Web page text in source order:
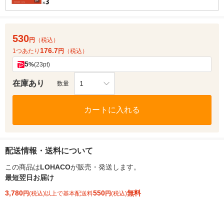
530円
（税込）
1つあたり 176.7円 （税込）
5%(23pt)
在庫あり 数量 1
カートに入れる
配送情報・送料について
この商品はLOHACOが販売・発送します。
最短翌日お届け
3,780円(税込)以上で基本配送料550円(税込)無料